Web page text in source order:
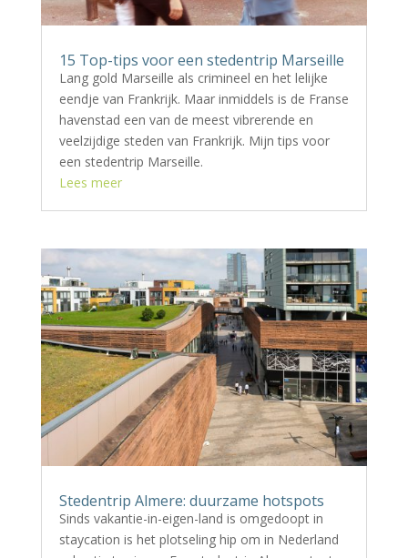
15 Top-tips voor een stedentrip Marseille
Lang gold Marseille als crimineel en het lelijke
eendje van Frankrijk. Maar inmiddels is de Franse
havenstad een van de meest vibrerende en
veelzijdige steden van Frankrijk. Mijn tips voor
een stedentrip Marseille.
Lees meer
Stedentrip Almere: duurzame hotspots
Sinds vakantie-in-eigen-land is omgedoopt in
staycation is het plotseling hip om in Nederland